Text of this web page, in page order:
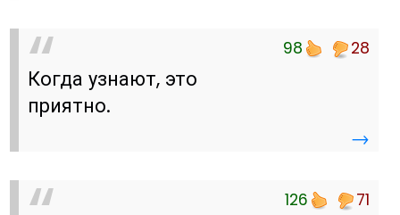
98 28
Когда узнают, это
приятно.
→
126 71